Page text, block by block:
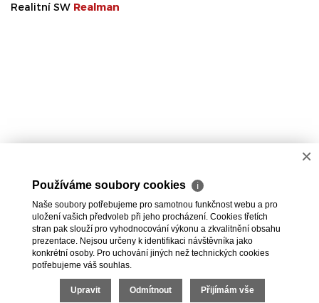
Realitní SW Realman
×
Používáme soubory cookies ℹ
Naše soubory potřebujeme pro samotnou funkčnost webu a pro
uložení vašich předvoleb při jeho procházení. Cookies třetích
stran pak slouží pro vyhodnocování výkonu a zkvalitnění obsahu
prezentace. Nejsou určeny k identifikaci návštěvníka jako
konkrétní osoby. Pro uchování jiných než technických cookies
potřebujeme váš souhlas.
Upravit Odmítnout Přijímám vše